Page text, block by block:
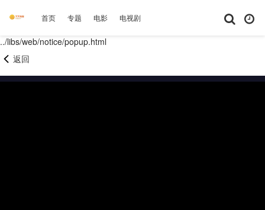
首页 专题 电影 电视剧 短剧大全 体育
../libs/web/notice/popup.html
返回